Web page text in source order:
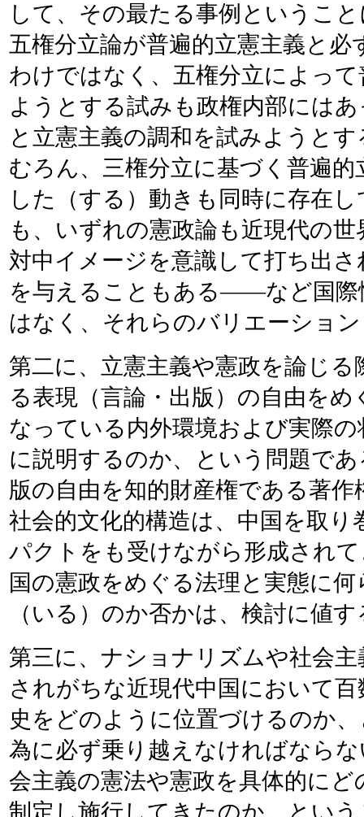
して、その最たる事例というこ
五権分立論が普遍的立憲主義と
わけではなく、五権分立によっ
ようとする試みも政権内部には
と立憲主義の調和を試みようと
むろん、三権分立に基づく普遍
した（する）動きも同時に存在
も、いずれの憲政論も近現代の
対中イメージを意識して打ち出
を与えることもある――など国際
はなく、それらのバリエーショ
第二に、立憲主義や憲政を論じ
る表現（言論・出版）の自由を
なっている内外環境および実際
に説明するのか、という問題で
版の自由を知的財産権である著
社会的文化的構造は、中国を取
パクトをも受けながら形成され
国の憲政をめぐる法理と実態に
（いる）のか否かは、検討に値
第三に、ナショナリズムや社会
されがちな近現代中国において
史をどのように位置づけるのか
為に必ず乗り越えなければなら
会主義の憲法や憲政を具体的に
制定し施行してきたのか、とい